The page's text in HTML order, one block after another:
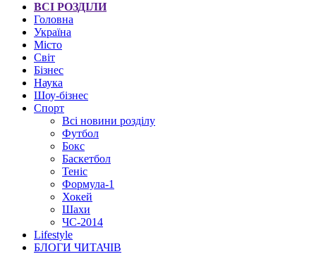
ВСІ РОЗДІЛИ
Головна
Україна
Місто
Світ
Бізнес
Наука
Шоу-бізнес
Спорт
Всі новини розділу
Футбол
Бокс
Баскетбол
Теніс
Формула-1
Хокей
Шахи
ЧС-2014
Lifestyle
БЛОГИ ЧИТАЧІВ